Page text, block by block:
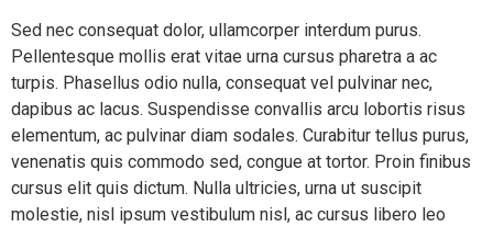
Sed nec consequat dolor, ullamcorper interdum purus.
Pellentesque mollis erat vitae urna cursus pharetra a ac
turpis. Phasellus odio nulla, consequat vel pulvinar nec,
dapibus ac lacus. Suspendisse convallis arcu lobortis risus
elementum, ac pulvinar diam sodales. Curabitur tellus purus,
venenatis quis commodo sed, congue at tortor. Proin finibus
cursus elit quis dictum. Nulla ultricies, urna ut suscipit
molestie, nisl ipsum vestibulum nisl, ac cursus libero leo